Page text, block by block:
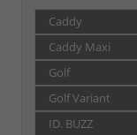
Caddy
Caddy Maxi
Golf
Golf Variant
ID. BUZZ